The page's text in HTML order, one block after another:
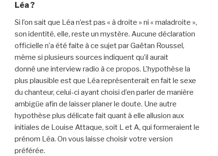
Léa ?
Si l’on sait que Léa n’est pas « à droite » ni « maladroite »,
son identité, elle, reste un mystère. Aucune déclaration
officielle n’a été faite à ce sujet par Gaëtan Roussel,
même si plusieurs sources indiquent qu’il aurait
donné une interview radio à ce propos. L’hypothèse la
plus plausible est que Léa représenterait en fait le sexe
du chanteur, celui-ci ayant choisi d’en parler de manière
ambigüe afin de laisser planer le doute. Une autre
hypothèse plus délicate fait quant à elle allusion aux
initiales de Louise Attaque, soit L et A, qui formeraient le
prénom Léa. On vous laisse choisir votre version
préférée.